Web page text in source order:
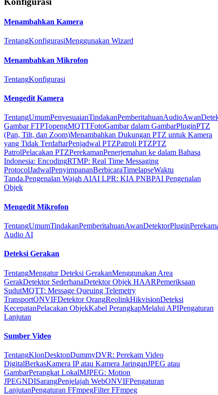
Menambahkan Kamera
TentangKonfigurasiMenggunakan Wizard
Menambahkan Mikrofon
TentangKonfigurasi
Mengedit Kamera
TentangUmumPenyesuaianTindakanPemberitahuanAudioAwan
Gambar FTPTopengMQTTFotoGambar dalam GambarPluginPTZ
(Pan, Tilt, dan Zoom)Menambahkan Dukungan PTZ untuk Kamera
yang Tidak TerdaftarPenjadwal PTZPatroli PTZPTZ
PatrolPelacakan PTZPerekamanPenerjemahan ke dalam Bahasa
Indonesia: EncodingRTMP: Real Time Messaging
ProtocolJadwalPenyimpananBerbicaraTimelapseWaktu
Tanda.Pengenalan Wajah AIAI LPR: KIA PNBPAI Pengenalan
Objek
Mengedit Mikrofon
TentangUmumTindakanPemberitahuanAwanDetektorPlugin
Audio AI
Deteksi Gerakan
TentangMengatur Deteksi GerakanMenggunakan Area
GerakDetektor SederhanaDetektor Objek HAARPemeriksaan
SudutMQTT: Message Queuing Telemetry
TransportONVIFDetektor OrangReolinkHikvisionDeteksi
KecepatanPelacakan ObjekKabel PerangkapMelalui APIPengaturan
Lanjutan
Sumber Video
TentangKlonDesktopDummyDVR: Perekam Video
DigitalBerkasKamera IP atau Kamera JaringanJPEG atau
GambarPerangkat LokalMJPEG: Motion
JPEGNDISarangPenjelajah WebONVIFPengaturan
LanjutanPengaturan FFmpegFilter FFmpeg